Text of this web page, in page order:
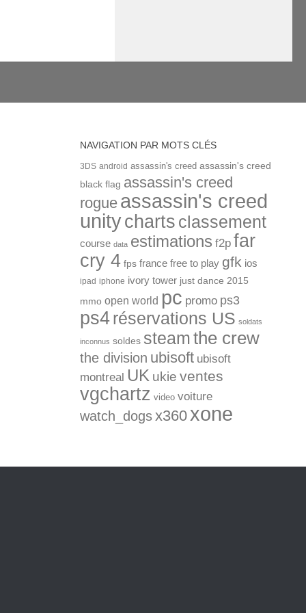
NAVIGATION PAR MOTS CLÉS
3DS android assassin's creed assassin's creed
black flag assassin's creed
rogue assassin's creed
unitycharts classement
course data estimations f2p far
cry 4 fps france free to play gfk ios
ipad iphone ivory tower just dance 2015
mmo open world pc promo ps3
ps4réservations US soldats
inconnus soldes steamthe crew
the division ubisoft ubisoft
montreal UK ukie ventes
vgchartz video voiture
watch_dogsx360 xone